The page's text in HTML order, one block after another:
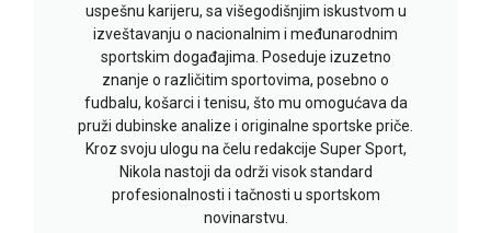
uspešnu karijeru, sa višegodišnjim iskustvom u
izveštavanju o nacionalnim i međunarodnim
sportskim događajima. Poseduje izuzetno
znanje o različitim sportovima, posebno o
fudbalu, košarci i tenisu, što mu omogućava da
pruži dubinske analize i originalne sportske priče.
Kroz svoju ulogu na čelu redakcije Super Sport,
Nikola nastoji da održi visok standard
profesionalnosti i tačnosti u sportskom
novinarstvu.